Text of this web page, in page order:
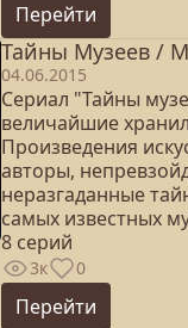
Перейти
Тайны Музеев /
04.06.2015
Сериал "Тайны
величайшие
Произведения
авторы,
неразгаданные
самых известных
8 серий
3к 0
Перейти